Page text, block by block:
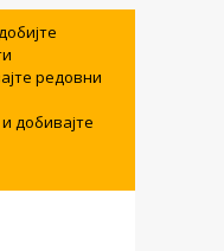
редовни
добивајте